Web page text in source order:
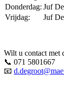
Donderdag: Juf
Vrijdag:
Juf
Wilt u contact met
📞 071 5801667
📧